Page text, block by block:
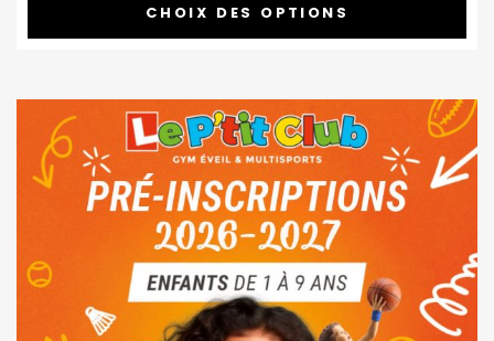
12,00 €
140,00 €
CHOIX DES OPTIONS